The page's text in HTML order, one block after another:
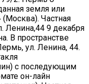
земля или
(Москва). Частная
Ленина,44 9 декабря
В пространстве
ул. Ленина, 44.
с последующим
он-лайн